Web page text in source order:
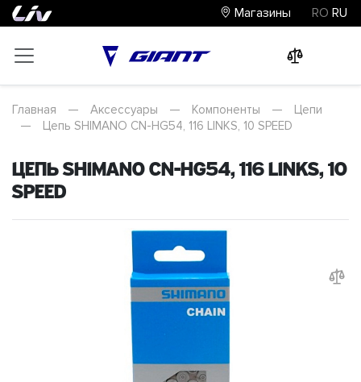
Магазины RO RU
Главная — Аксессуары — Компоненты —
Цепи
—
Цепь SHIMANO CN-HG54, 116 LINKS, 10 SPEED
Цепь SHIMANO CN-HG54, 116 LINKS, 10
SPEED